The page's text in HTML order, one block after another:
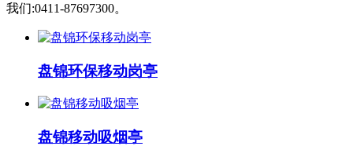
我们:0411-87697300。
盘锦环保移动岗亭
盘锦移动吸烟亭